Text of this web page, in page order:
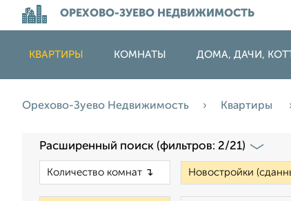
ОРЕХОВО-ЗУЕВО НЕДВИЖИМОСТЬ
КВАРТИРЫ КОМНАТЫ ДОМА, ДАЧИ,
Орехово-Зуево Недвижимость Квартиры
Расширенный поиск (фильтров: 2/21)